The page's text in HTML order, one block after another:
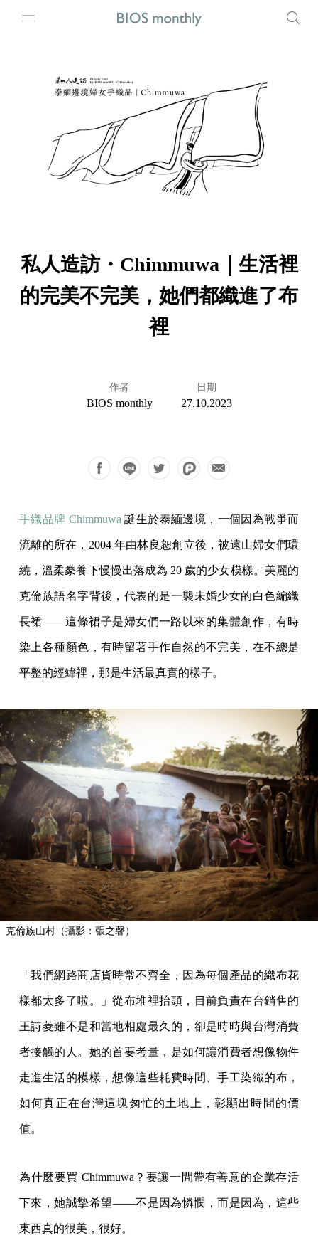
私人造訪・Chimmuwa｜生活裡
的完美不完美，她們都織進了布
裡
作者
BIOS monthly
日期
27.10.2023
手織品牌 Chimmuwa誕生於泰緬邊境，一個因為戰爭而
流離的所在，2004 年由林良恕創立後，被遠山婦女們環
繞，溫柔豢養下慢慢出落成為 20 歲的少女模樣。美麗的
克倫族語名字背後，代表的是一襲未婚少女的白色編織
長裙——這條裙子是婦女們一路以來的集體創作，有時
染上各種顏色，有時留著手作自然的不完美，在不總是
平整的經緯裡，那是生活最真實的樣子。
克倫族山村（攝影：張之馨）
「我們網路商店貨時常不齊全，因為每個產品的織布花
樣都太多了啦。」從布堆裡抬頭，目前負責在台銷售的
王詩菱雖不是和當地相處最久的，卻是時時與台灣消費
者接觸的人。她的首要考量，是如何讓消費者想像物件
走進生活的模樣，想像這些耗費時間、手工染織的布，
如何真正在台灣這塊匆忙的土地上，彰顯出時間的價
值。
為什麼要買 Chimmuwa？要讓一間帶有善意的企業存活
下來，她誠摯希望——不是因為憐憫，而是因為，這些
東西真的很美，很好。